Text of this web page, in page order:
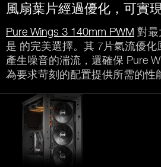
風扇葉片經過優化，可實
Pure Wings 3 140mm PWM 對最
是 的完美選擇。其 7片氣流優化
產生噪音的湍流，還確保 Pure
為要求苛刻的配置提供所需的性